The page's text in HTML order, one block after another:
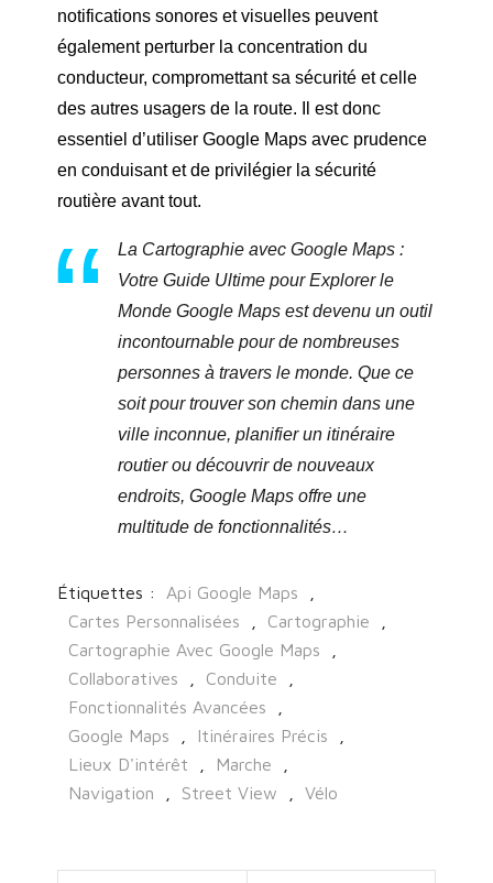
notifications sonores et visuelles peuvent
également perturber la concentration du
conducteur, compromettant sa sécurité et celle
des autres usagers de la route. Il est donc
essentiel d’utiliser Google Maps avec prudence
en conduisant et de privilégier la sécurité
routière avant tout.
La Cartographie avec Google Maps :
Votre Guide Ultime pour Explorer le
Monde Google Maps est devenu un outil
incontournable pour de nombreuses
personnes à travers le monde. Que ce
soit pour trouver son chemin dans une
ville inconnue, planifier un itinéraire
routier ou découvrir de nouveaux
endroits, Google Maps offre une
multitude de fonctionnalités…
Étiquettes : Api Google Maps
Cartes Personnalisées
Cartographie
Cartographie Avec Google Maps
Collaboratives
Conduite
Fonctionnalités Avancées
Google Maps
Itinéraires Précis
Lieux D'intérêt
Marche
Navigation
Street View Vélo